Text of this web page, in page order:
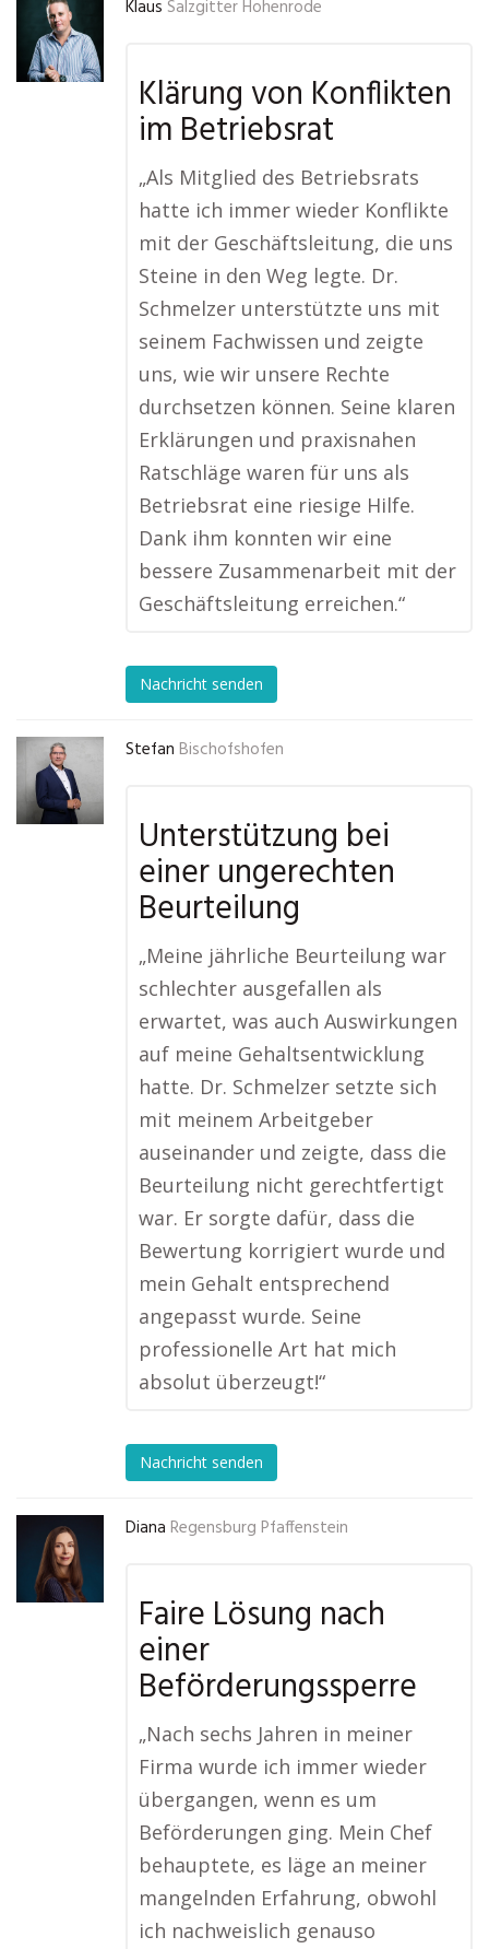
Klaus Salzgitter Hohenrode
Klärung von Konflikten
im Betriebsrat
„Als Mitglied des Betriebsrats
hatte ich immer wieder Konflikte
mit der Geschäftsleitung, die uns
Steine in den Weg legte. Dr.
Schmelzer unterstützte uns mit
seinem Fachwissen und zeigte
uns, wie wir unsere Rechte
durchsetzen können. Seine klaren
Erklärungen und praxisnahen
Ratschläge waren für uns als
Betriebsrat eine riesige Hilfe.
Dank ihm konnten wir eine
bessere Zusammenarbeit mit der
Geschäftsleitung erreichen.“
Nachricht senden
Stefan Bischofshofen
Unterstützung bei
einer ungerechten
Beurteilung
„Meine jährliche Beurteilung war
schlechter ausgefallen als
erwartet, was auch Auswirkungen
auf meine Gehaltsentwicklung
hatte. Dr. Schmelzer setzte sich
mit meinem Arbeitgeber
auseinander und zeigte, dass die
Beurteilung nicht gerechtfertigt
war. Er sorgte dafür, dass die
Bewertung korrigiert wurde und
mein Gehalt entsprechend
angepasst wurde. Seine
professionelle Art hat mich
absolut überzeugt!“
Nachricht senden
Diana Regensburg Pfaffenstein
Faire Lösung nach
einer
Beförderungssperre
„Nach sechs Jahren in meiner
Firma wurde ich immer wieder
übergangen, wenn es um
Beförderungen ging. Mein Chef
behauptete, es läge an meiner
mangelnden Erfahrung, obwohl
ich nachweislich genauso